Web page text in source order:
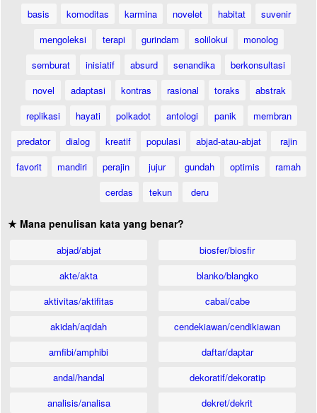
basis
komoditas karmina novelet habitat
suvenir
mengoleksi
terapi gurindam solilokui
monolog
semburat
inisiatif absurd senandika
berkonsultasi
novel
adaptasi kontras rasional toraks
abstrak
replikasi
hayati polkadot antologi panik
membran
predator
dialog kreatif populasi abjad-atau-abjat
rajin
favorit
mandiri perajin jujur gundah optimis
ramah
cerdas
tekun deru
★ Mana penulisan kata yang benar?
abjad/abjat
akte/akta
aktivitas/aktifitas
akidah/aqidah
amfibi/amphibi
andal/handal
analisis/analisa
biosfer/biosfir
blanko/blangko
cabai/cabe
cendekiawan/cendikiawan
daftar/daptar
dekoratif/dekoratip
dekret/dekrit